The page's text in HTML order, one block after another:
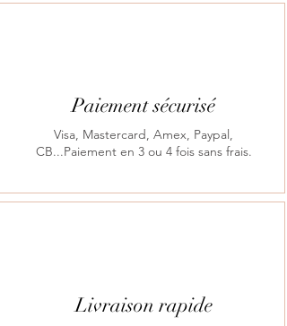
Paiement sécurisé
Visa, Mastercard, Amex, Paypal,
CB...Paiement en 3 ou 4 fois sans frais.
Livraison rapide